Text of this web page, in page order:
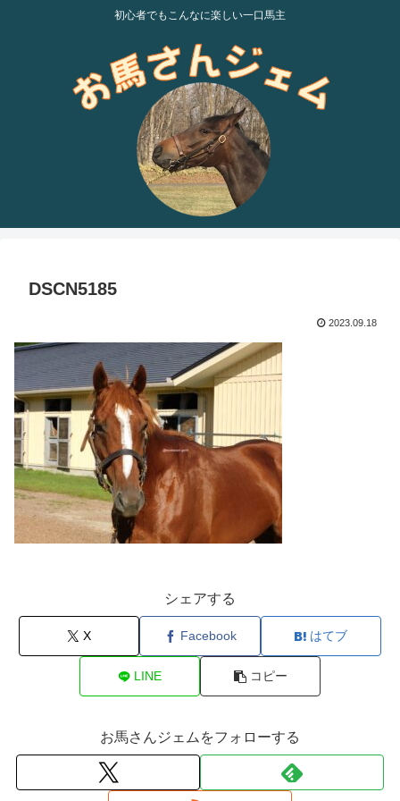
初心者でもこんなに楽しい一口馬主
DSCN5185
2023.09.18
シェアする
X Facebook はてブ
LINE コピー
お馬さんジェムをフォローする